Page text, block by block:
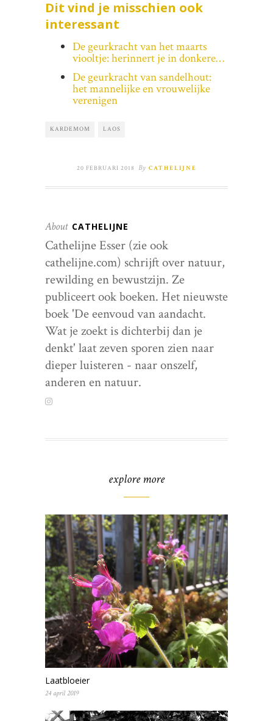
Dit vind je misschien ook
interessant
De geurkracht van het maarts
viooltje: herinnert je in donkere…
De geurkracht van sandelhout:
het mannelijke en vrouwelijke
verenigen
KARDEMOM LAOS
20 FEBRUARI 2018 By CATHELIJNE
About CATHELIJNE
Cathelijne Esser (zie ook
cathelijne.com) schrijft over natuur,
rewilding en bewustzijn. Ze
publiceert ook boeken. Het nieuwste
boek 'De eenvoud van aandacht.
Wat je zoekt is dichterbij dan je
denkt' laat zeven sporen zien naar
dieper luisteren - naar onszelf,
anderen en natuur.
explore more
Laatbloeier
24 april 2019